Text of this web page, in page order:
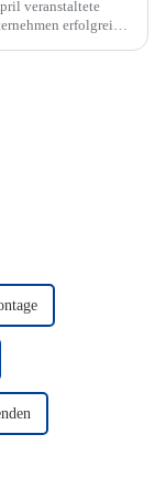
veranstaltete
erfolgreich